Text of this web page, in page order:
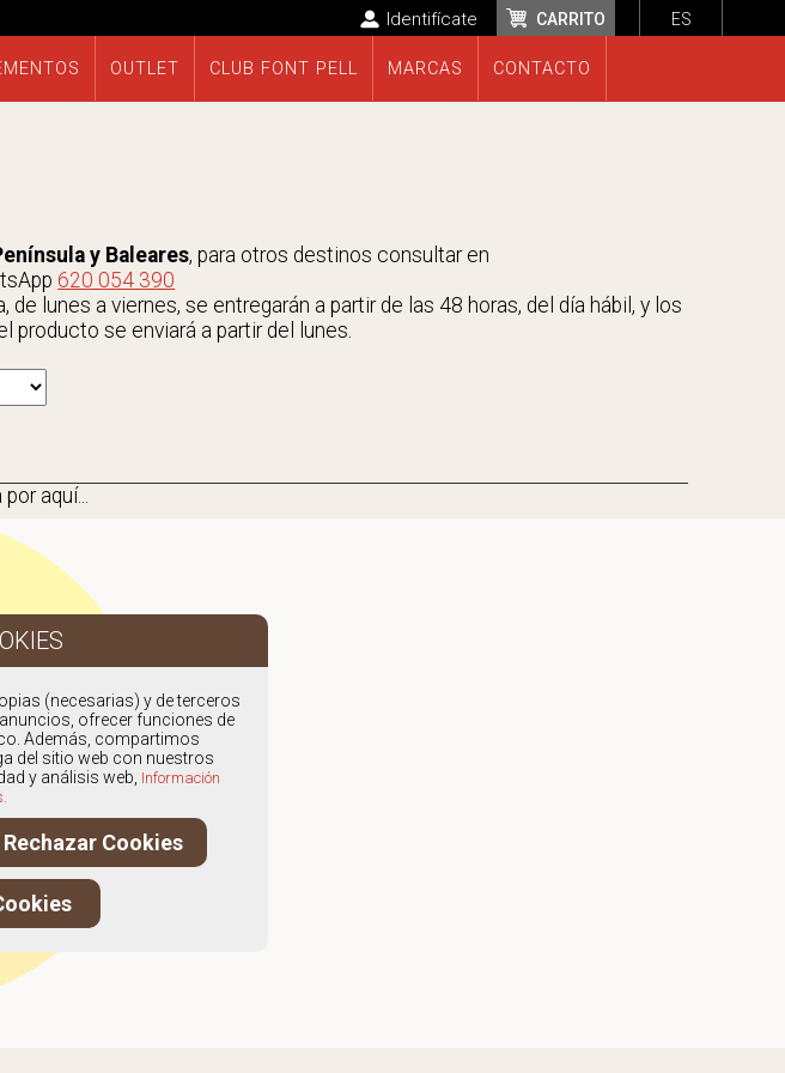
ES
CARRITO
Identifícate
OUTLET CLUB FONT PELL MARCAS CONTACTO
y Baleares, para otros destinos consultar en
620 054 390
lunes a viernes, se entregarán a partir de las 48 horas, del día hábil, y los
producto se enviará a partir del lunes.
aquí...
(necesarias) y de terceros
ofrecer funciones de
Además, compartimos
del sitio web con nuestros
y análisis web, Información
Rechazar Cookies